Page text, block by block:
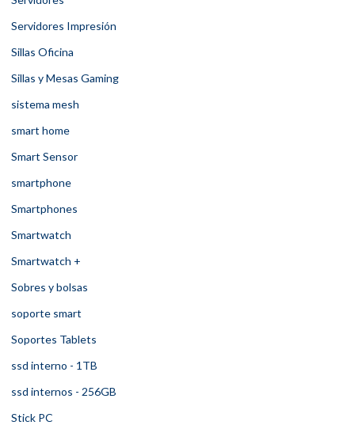
Servidores Impresión
Sillas Oficina
Sillas y Mesas Gaming
sistema mesh
smart home
Smart Sensor
smartphone
Smartphones
Smartwatch
Smartwatch +
Sobres y bolsas
soporte smart
Soportes Tablets
ssd interno - 1TB
ssd internos - 256GB
Stick PC